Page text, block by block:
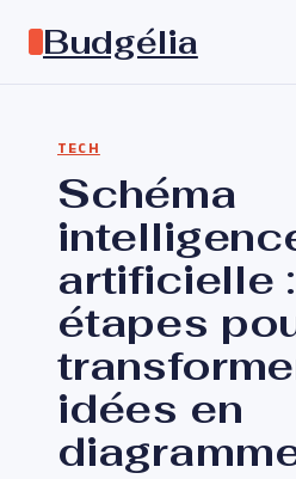
Budgélia
TECH
Schéma
artificielle
étapes
idées en